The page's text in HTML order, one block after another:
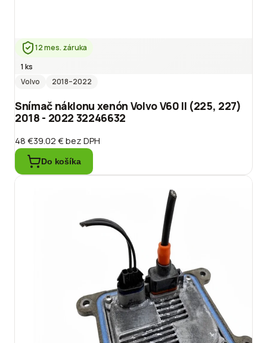
12 mes. záruka
1 ks
Volvo
2018–2022
Snímač náklonu xenón Volvo V60 II (225, 227)
2018 - 2022 32246632
48 €39.02 €bez DPH
Do košíka